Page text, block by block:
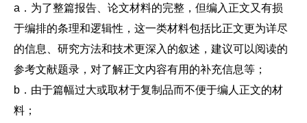
a．为了整篇报告、论文材料的完整，但编入正文又有损
于编排的条理和逻辑性，这一类材料包括比正文更为详尽
的信息、研究方法和技术更深入的叙述，建议可以阅读的
参考文献题录，对了解正文内容有用的补充信息等；
b．由于篇幅过大或取材于复制品而不便于编人正文的材
料；